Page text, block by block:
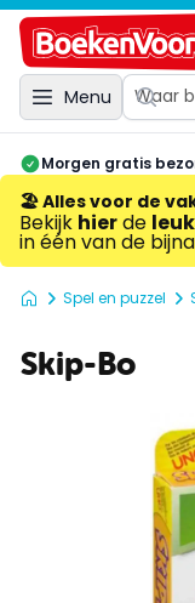
Menu
Morgen gratis
🏖️ Alles voor de
Bekijk hierde
in één van de bijna
Spel en puzzel
Skip-Bo